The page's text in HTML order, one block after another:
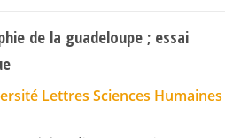
de la guadeloupe ; essai
Lettres Sciences Humaines